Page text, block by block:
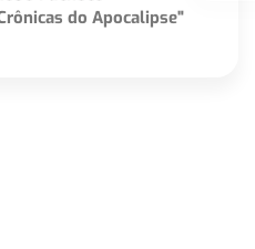
do Apocalipse"